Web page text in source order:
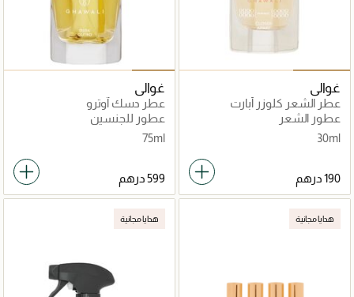
غوالي
عطر الشعر كلوزر أبارت
عطور الشعر
30ml
غوالي
عطر دسك آوترو
عطور للجنسين
75ml
هدايا مجانية هدايا مجانية